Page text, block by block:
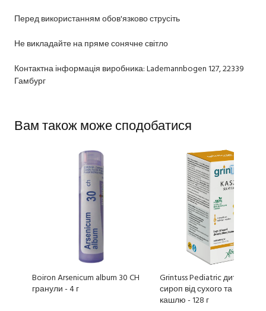
Перед використанням обов'язково струсіть
Не викладайте на пряме сонячне світло
Контактна інформація виробника: Lademannbogen 127, 22339
Гамбург
Вам також може сподобатися
Boiron Arsenicum album 30 CH
гранули - 4 г
Grintuss Pediatric дитячий
сироп від сухого та
кашлю - 128 г